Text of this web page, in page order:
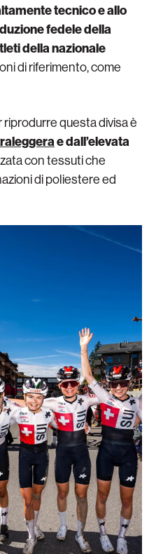
tecnico e allo
fedele della
della nazionale
di riferimento, come
questa divisa è
e dall’elevata
con tessuti che
di poliestere ed